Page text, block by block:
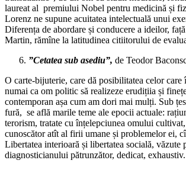
laureat al premiului Nobel pentru medicină și
Lorenz ne supune acuitatea intelectuală unui
Diferența de abordare și conducere a ideilor,
Martin, rămîne la latitudinea citiitorului de
”Cetatea sub asediu”, de Teodor
O carte-bijuterie, care dă posibilitatea celor care
numai ca om politic să realizeze erudițiia și
contemporan așa cum am dori mai mulți. Sub
fură, se află marile teme ale epocii actuale:
terorism, tratate cu înțelepciunea omului
cunoscător atît al firii umane și problemelor ei,
Libertatea interioară și libertatea socială, văzute
diagnosticianului pătrunzător, dedicat,